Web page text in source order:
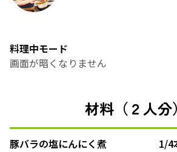
料理中モード
画面が暗くなりません
材料（２人分）
豚バラの塩にんにく煮
1/4